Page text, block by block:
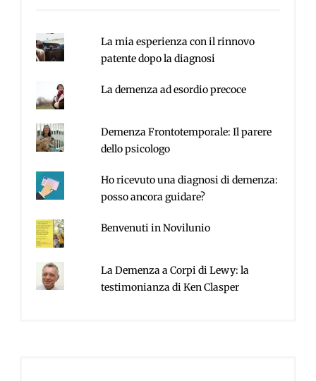
La mia esperienza con il rinnovo
patente dopo la diagnosi
La demenza ad esordio precoce
Demenza Frontotemporale: Il parere
dello psicologo
Ho ricevuto una diagnosi di demenza:
posso ancora guidare?
Benvenuti in Novilunio
La Demenza a Corpi di Lewy: la
testimonianza di Ken Clasper